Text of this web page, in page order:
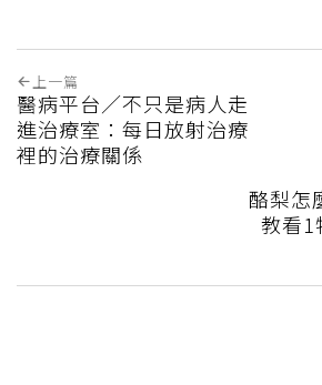
上一篇
醫病平台／不只是病人走
進治療室：每日放射治療
裡的治療關係
酪梨怎
教看1